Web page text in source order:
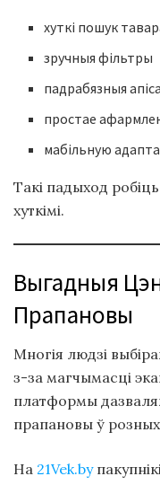
хуткі пошук
зручныя фільтры
падрабязныя
простае
мабільную
Такі падыход
хуткімі.
Выгадныя
Прапановы
Многія людзі
з-за магчымасці
платформы
прапановы ў
На 21Vek.by